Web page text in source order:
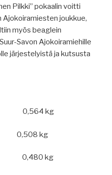
Pilkki” pokaalin voitti
joukkue,
myös beaglein
Savon Ajokoiramiehille
järjestelyistä ja kutsusta
0,564 kg
kg
0,480 kg